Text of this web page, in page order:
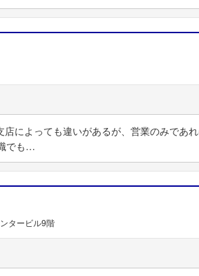
によっても違いがあるが、営業のみであ
でも…
タービル9階